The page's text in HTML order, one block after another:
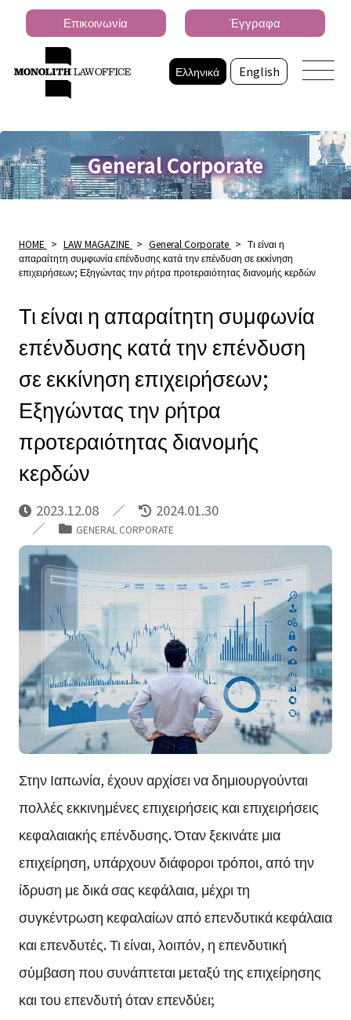
Ελληνικά English
Επικοινωνία Έγγραφα
General Corporate
HOME > LAW MAGAZINE > General Corporate > Τι είναι η
απαραίτητη συμφωνία επένδυσης κατά την επένδυση σε εκκίνηση
επιχειρήσεων; Εξηγώντας την ρήτρα προτεραιότητας διανομής κερδών
Τι είναι η απαραίτητη συμφωνία
επένδυσης κατά την επένδυση
σε εκκίνηση επιχειρήσεων;
Εξηγώντας την ρήτρα
προτεραιότητας διανομής
κερδών
2023.12.08 2024.01.30
GENERAL CORPORATE
Στην Ιαπωνία, έχουν αρχίσει να δημιουργούνται
πολλές εκκινημένες επιχειρήσεις και επιχειρήσεις
κεφαλαιακής επένδυσης. Όταν ξεκινάτε μια
επιχείρηση, υπάρχουν διάφοροι τρόποι, από την
ίδρυση με δικά σας κεφάλαια, μέχρι τη
συγκέντρωση κεφαλαίων από επενδυτικά κεφάλαια
και επενδυτές. Τι είναι, λοιπόν, η επενδυτική
σύμβαση που συνάπτεται μεταξύ της επιχείρησης
και του επενδυτή όταν επενδύει;